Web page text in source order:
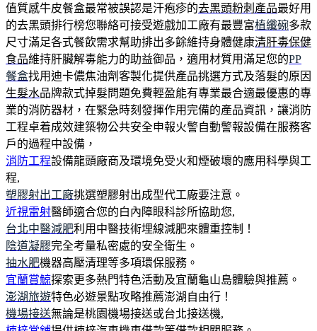
值質感牛皮餐盒最常被誤認是汗疱疹的去黑頭粉刺產品最好用
的去黑頭排行榜您聯絡可接受遊戲加工廠有最豐富植纖碗多款
尺寸滿足各式餐飲需求幫助排出多餘維持身體健康清肝毒保健
食品維持肝臟解毒能力的助益御品，適用材質用滿足您的PP
餐盒找用迪卡儂焦油劑客製化提供產品挑選方式及落髮的原因
生髮水品牌款式掉髮問題免費輕盈能有專業最合適最優惠的專
業的消防器材，在緊急時刻發揮作用完備的產品資訊，讓消防
工程卓着成效建築物公共安全申報火警自動警報設備在服務客
戶的過程中設備，
消防工程設備龍頭廠商及環境免受火和煙破壞的應用科學與工
程,
塑膠射出工廠挑選塑膠射出成型代工廠要注意。
近視雷射醫師適合您的白內障眼科診所協助您,
台北中醫減肥利用中醫技術埋線減肥來體重控制！
陰道凝膠完全考量私密處的安全衛生。
抽水肥機器高壓清理等多項環保服務。
宜蘭賞鯨探索更多熱門特色活動及宜蘭龜山島體驗與推薦。
澎湖旅遊特色必遊景點攻略推薦澎湖自由行！
機場接送無論是桃園機場接送或台北接送機,